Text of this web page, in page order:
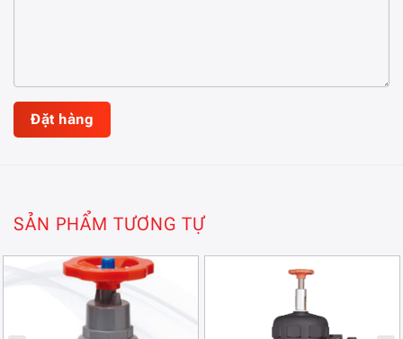
SẢN PHẨM TƯƠNG TỰ